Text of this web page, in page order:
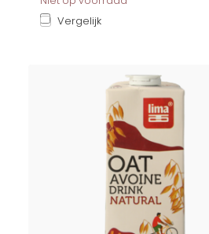
Vergelijk